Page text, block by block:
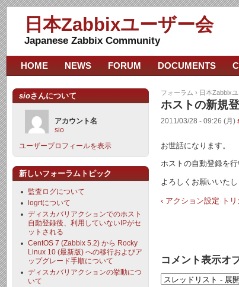
日本Zabbixユーザー会
Japanese Zabbix Community
フォーラム › 日本Zabbix
ホストの新規
2011/03/28 - 09:26 (月)
お世話になります。
ホストの自動登録を
よろしくお願いいたし
‹ アクション設定 ト
コメント表示オ
HOME NEWS FORUM DOCUMENTS
sioさんについて
アカウント名
sio
ユーザープロフィールを表示
新しいフォーラムトピック
監査ログについて
logrtについて
ディスカバリアクションでのホスト
自動登録後、利用していないIPがセ
ットされる
CentOS 7 (Zabbix 5.2) から Rocky
Linux 10 (最新版) への移行およびア
ップグレード手順について
ディスカバリアクションの挙動につ
いて